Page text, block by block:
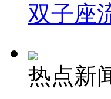
双子座
热点新